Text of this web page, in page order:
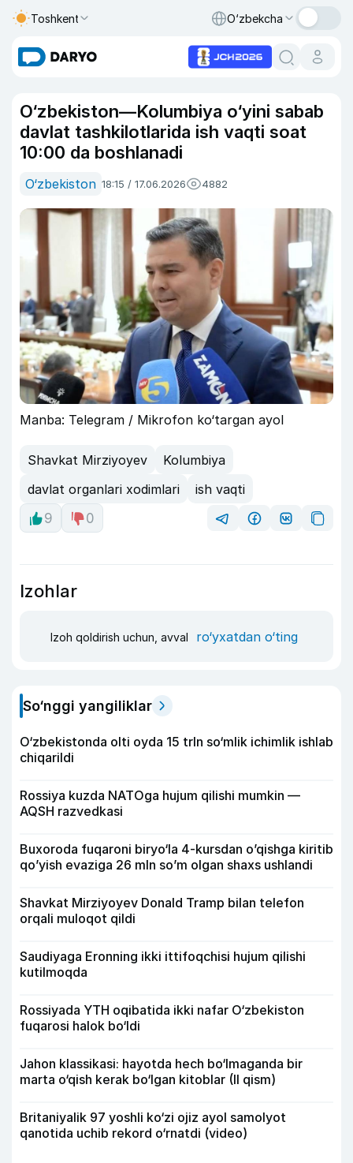
Toshkent O‘zbekcha
O‘zbekiston—Kolumbiya o‘yini sabab
davlat tashkilotlarida ish vaqti soat
10:00 da boshlanadi
O‘zbekiston 18:15 / 17.06.2026 4882
Manba: Telegram / Mikrofon ko‘targan ayol
Shavkat Mirziyoyev
Kolumbiya
davlat organlari xodimlari
ish vaqti
9
0
Izohlar
Izoh qoldirish uchun, avval ro‘yxatdan o‘ting
So‘nggi yangiliklar
O‘zbekistonda olti oyda 15 trln so‘mlik ichimlik ishlab
chiqarildi
Rossiya kuzda NATOga hujum qilishi mumkin —
AQSH razvedkasi
Buxoroda fuqaroni biryo‘la 4-kursdan o’qishga kiritib
qo’yish evaziga 26 mln so’m olgan shaxs ushlandi
Shavkat Mirziyoyev Donald Tramp bilan telefon
orqali muloqot qildi
Saudiyaga Eronning ikki ittifoqchisi hujum qilishi
kutilmoqda
Rossiyada YTH oqibatida ikki nafar O‘zbekiston
fuqarosi halok bo‘ldi
Jahon klassikasi: hayotda hech bo‘lmaganda bir
marta o‘qish kerak bo‘lgan kitoblar (II qism)
Britaniyalik 97 yoshli ko‘zi ojiz ayol samolyot
qanotida uchib rekord o‘rnatdi (video)